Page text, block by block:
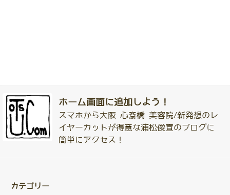
ホーム画面に追加しよう！
スマホから大阪 心斎橋 美容院/新発想のレ
イヤーカットが得意な浦松俊宣のブログに
簡単にアクセス！
カテゴリー